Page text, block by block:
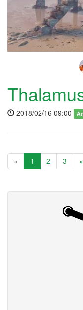
2018/02/16 09:00
« 1 2 3 »